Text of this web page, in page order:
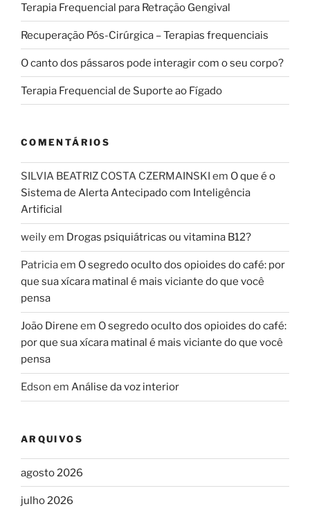
Terapia Frequencial para Retração Gengival
Recuperação Pós-Cirúrgica – Terapias frequenciais
O canto dos pássaros pode interagir com o seu corpo?
Terapia Frequencial de Suporte ao Fígado
COMENTÁRIOS
SILVIA BEATRIZ COSTA CZERMAINSKI em O que é o
Sistema de Alerta Antecipado com Inteligência
Artificial
weilyem Drogas psiquiátricas ou vitamina B12?
Patriciaem O segredo oculto dos opioides do café: por
que sua xícara matinal é mais viciante do que você
pensa
João Direne em O segredo oculto dos opioides do café:
por que sua xícara matinal é mais viciante do que você
pensa
Edson em Análise da voz interior
ARQUIVOS
agosto 2026
julho 2026